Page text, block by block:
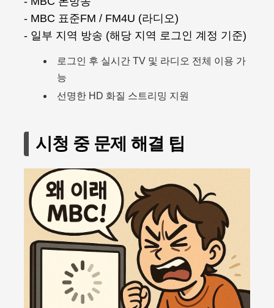
- MBC 표준FM / FM4U (라디오)
- 일부 지역 방송 (해당 지역 로그인 계정 기준)
로그인 후 실시간 TV 및 라디오 전체 이용 가
능
선명한 HD 화질 스트리밍 지원
시청 중 문제 해결 팁